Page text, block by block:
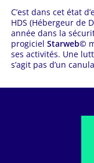
C’est dans cet état
HDS (Hébergeur de
année dans la
progiciel Starweb©
ses activités. Une
s’agit pas d’un